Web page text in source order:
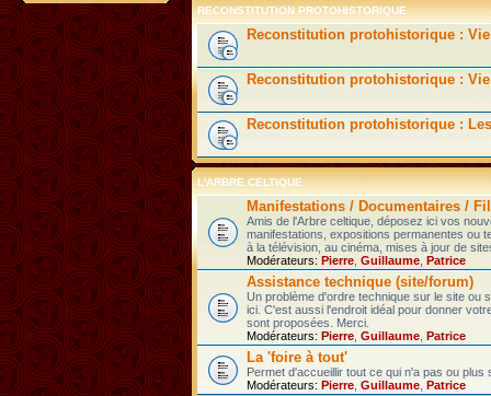
RECONSTITUTION PROTOHISTORIQUE
Reconstitution protohistorique :
Reconstitution protohistorique :
Reconstitution protohistorique :
L'ARBRE CELTIQUE
Manifestations / Documentaires /
Amis de l'Arbre celtique, déposez ici vos
manifestations, expositions permanentes ou
à la télévision, au cinéma, mises à jour de
Modérateurs: Pierre Guillaume Patrice
Assistance technique (site/forum)
Un problème d'ordre technique sur le site ou
ici. C'est aussi l'endroit idéal pour donner
sont proposées. Merci.
Modérateurs: Pierre Guillaume Patrice
La 'foire à tout'
Permet d'accueillir tout ce qui n'a pas ou
Modérateurs: Pierre Guillaume Patrice